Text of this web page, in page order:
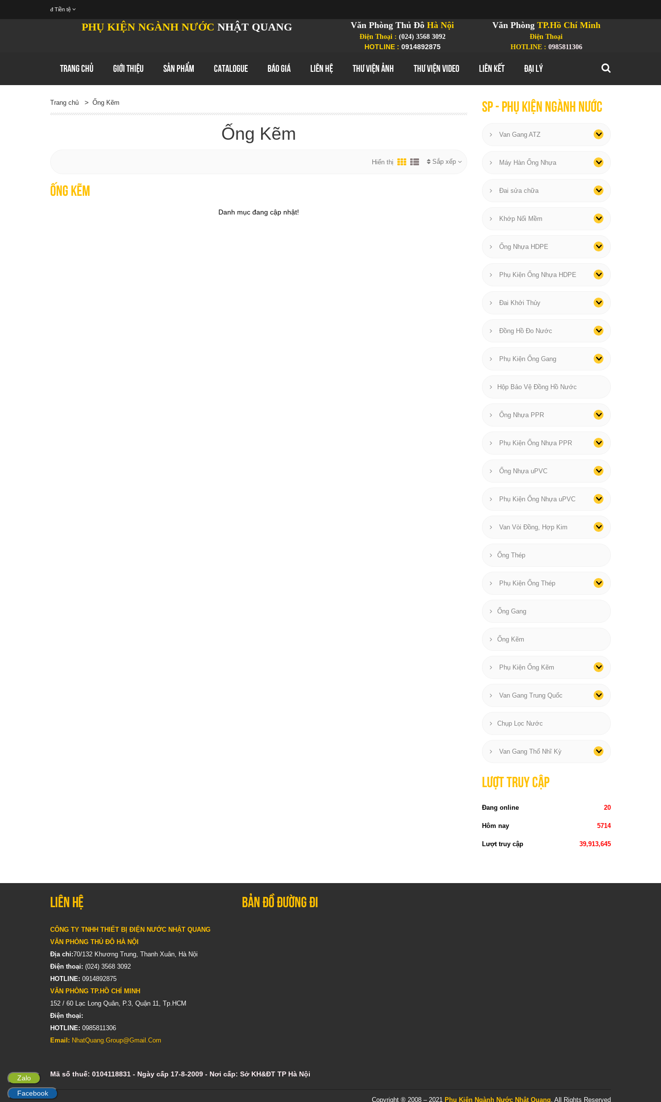
đ Tiền tệ
PHỤ KIỆN NGÀNH NƯỚC NHẬT QUANG Văn Phòng Thủ ĐôHà Nội
Điện Thoại : (024) 3568 3092
HOTLINE : 0914892875
Văn Phòng TP.Hồ Chí Minh
Điện Thoại
HOTLINE : 0985811306
TRANG CHỦ GIỚI THIỆU SẢN PHẨM CATALOGUE BÁO GIÁ LIÊN HỆ THƯ VIỆN ẢNH THƯ VIỆN VIDEO LIÊN KẾT ĐẠI LÝ
Trang chủ > Ống Kẽm
Ống Kẽm
Sắp xếp
Hiển thị
Ống Kẽm
Danh mục đang cập nhật!
SP - phụ kiện ngành nước
Van Gang ATZ
Máy Hàn Ống Nhựa
Đai sửa chữa
Khớp Nối Mềm
Ống Nhựa HDPE
Phụ Kiện Ống Nhựa HDPE
Đai Khởi Thủy
Đồng Hồ Đo Nước
Phụ Kiện Ống Gang
Hộp Bảo Vệ Đồng Hồ Nước
Ống Nhựa PPR
Phụ Kiện Ống Nhựa PPR
Ống Nhựa uPVC
Phụ Kiện Ống Nhựa uPVC
Van Vòi Đồng, Hợp Kim
Ống Thép
Phụ Kiện Ống Thép
Ống Gang
Ống Kẽm
Phụ Kiện Ống Kẽm
Van Gang Trung Quốc
Chụp Lọc Nước
Van Gang Thổ Nhĩ Kỳ
Lượt truy cập
Đang online 20
Hôm nay 5714
Lượt truy cập 39,913,645
Liên hệ
CÔNG TY TNHH THIẾT BỊ ĐIỆN NƯỚC NHẬT QUANG
VĂN PHÒNG THỦ ĐÔ HÀ NỘI
Địa chỉ:70/132 Khương Trung, Thanh Xuân, Hà Nội
Điện thoại: (024) 3568 3092
HOTLINE: 0914892875
VĂN PHÒNG TP.HỒ CHÍ MINH
152 / 60 Lạc Long Quân, P.3, Quận 11, Tp.HCM
Điện thoại:
HOTLINE: 0985811306
Email: NhatQuang.Group@Gmail.Com
Bản đồ đường đi
Mã số thuế: 0104118831 - Ngày cấp 17-8-2009 - Nơi cấp: Sở KH&ĐT TP Hà Nội
Copyright ® 2008 – 2021 Phụ Kiện Ngành Nước Nhật Quang. All Rights Reserved
Zalo
Facebook